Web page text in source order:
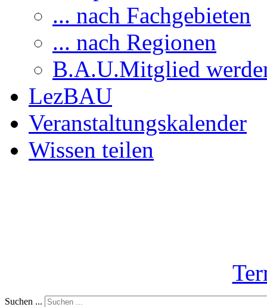
... nach Fachgebieten
... nach Regionen
B.A.U.Mitglied
LezBAU
Veranstaltungskalender
Wissen teilen
Suchen ...